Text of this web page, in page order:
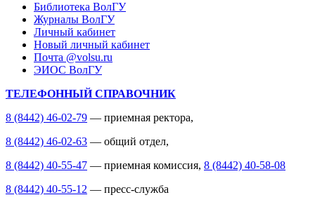
Библиотека ВолГУ
Журналы ВолГУ
Личный кабинет
Новый личный кабинет
Почта @volsu.ru
ЭИОС ВолГУ
ТЕЛЕФОННЫЙ СПРАВОЧНИК
8 (8442) 46-02-79 — приемная ректора,
8 (8442) 46-02-63 — общий отдел,
8 (8442) 40-55-47 — приемная комиссия, 8 (8442) 40-58-08
8 (8442) 40-55-12 — пресс-служба